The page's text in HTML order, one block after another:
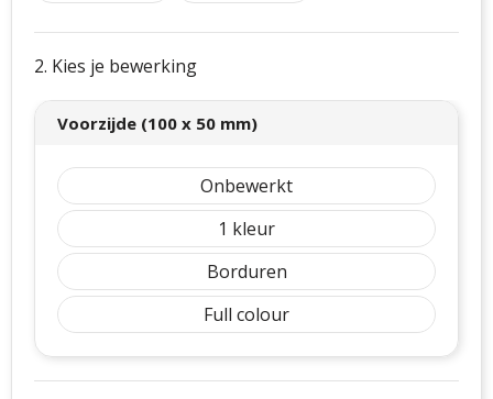
2. Kies je bewerking
Voorzijde (100 x 50 mm)
Onbewerkt
1
Borduren
Full colour